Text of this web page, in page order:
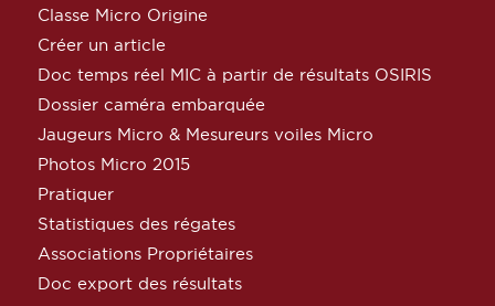
Classe Micro Origine
Créer un article
Doc temps réel MIC à partir de résultats OSIRIS
Dossier caméra embarquée
Jaugeurs Micro & Mesureurs voiles Micro
Photos Micro 2015
Pratiquer
Statistiques des régates
Associations Propriétaires
Doc export des résultats